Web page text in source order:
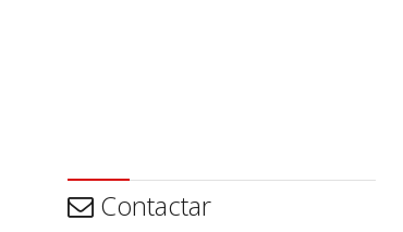
Contactar